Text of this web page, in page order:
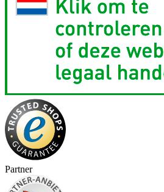
Partner